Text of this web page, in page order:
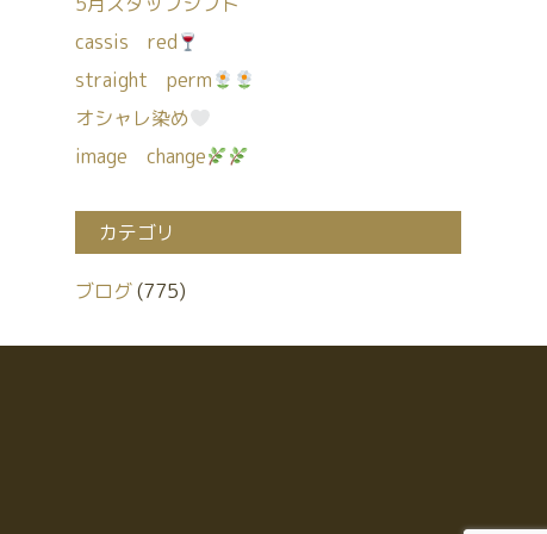
cassis red
straight perm
オシャレ染め
image change
カテゴリ
ブログ(775)